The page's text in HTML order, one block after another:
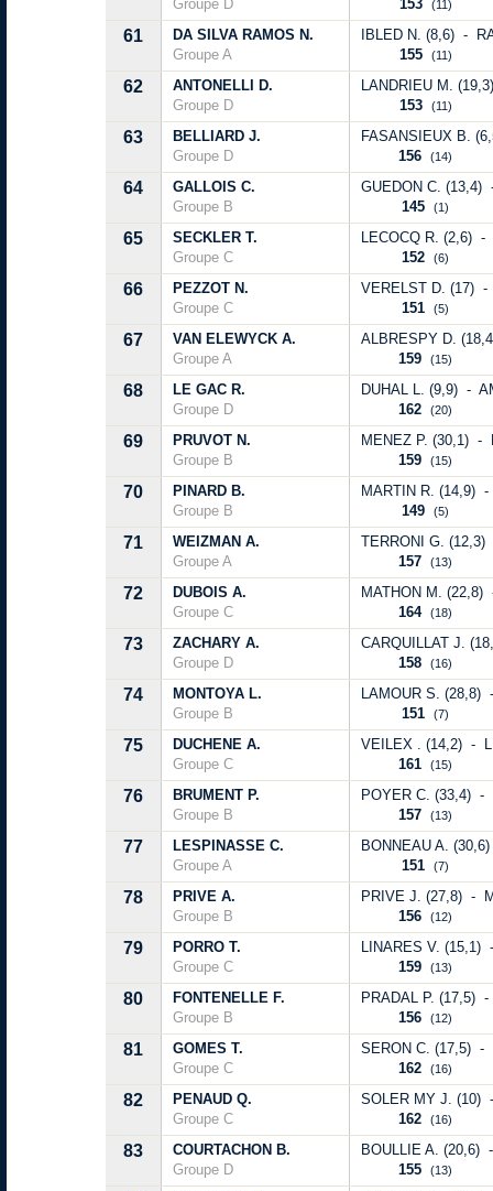
Groupe D 153 (11)
61
DA SILVA RAMOS N.
Groupe A
IBLED N. (8,6) -
155
(11)
62
ANTONELLI D.
Groupe D
LANDRIEU M.
153
(11)
63
BELLIARD J.
Groupe D
FASANSIEUX B.
156
(14)
64
GALLOIS C.
Groupe B
GUEDON C.
145
(1)
65
SECKLER T.
Groupe C
LECOCQ R. (2,6)
152
(6)
66
PEZZOT N.
Groupe C
VERELST D. (17)
151
(5)
67
VAN ELEWYCK A.
Groupe A
ALBRESPY D.
159
(15)
68
LE GAC R.
Groupe D
DUHAL L. (9,9) -
162
(20)
69
PRUVOT N.
Groupe B
MENEZ P. (30,1) -
159
(15)
70
PINARD B.
Groupe B
MARTIN R. (14,9)
149
(5)
71
WEIZMAN A.
Groupe A
TERRONI G.
157
(13)
72
DUBOIS A.
Groupe C
MATHON M.
164 (18)
73
ZACHARY A.
Groupe D
CARQUILLAT J.
158
(16)
74
MONTOYA L.
Groupe B
LAMOUR S.
151
(7)
75
DUCHENE A.
Groupe C
VEILEX . (14,2) -
161
(15)
76
BRUMENT P.
Groupe B
POYER C. (33,4) -
157
(13)
77
LESPINASSE C.
Groupe A
BONNEAU A.
151
(7)
78
PRIVE A.
Groupe B
PRIVE J. (27,8) -
156
(12)
79
PORRO T.
Groupe C
LINARES V.
159
(13)
80
FONTENELLE F.
Groupe B
PRADAL P. (17,5)
156
(12)
81
GOMES T.
Groupe C
SERON C. (17,5) -
162
(16)
82
PENAUD Q.
Groupe C
SOLER MY J. (10)
162
(16)
83
COURTACHON B.
Groupe D
BOULLIE A. (20,6)
155
(13)